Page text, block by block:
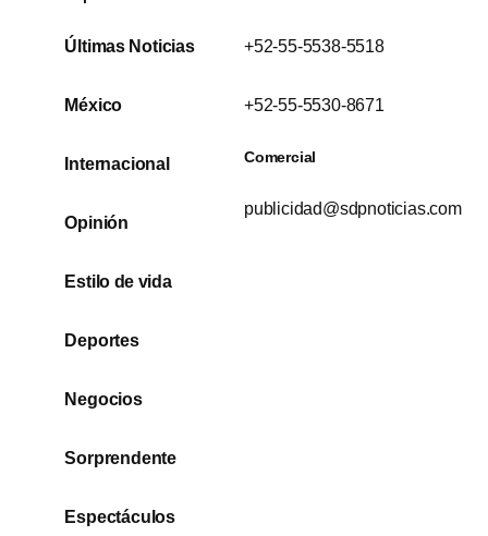
Últimas Noticias
México
Internacional
Opinión
Estilo de vida
Deportes
Negocios
Sorprendente
Espectáculos
+52-55-5538-5518
+52-55-5530-8671
Comercial
publicidad@sdpnoticias.com